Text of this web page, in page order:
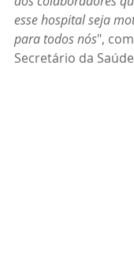
esse hospital seja
para todos nós",
Secretário da